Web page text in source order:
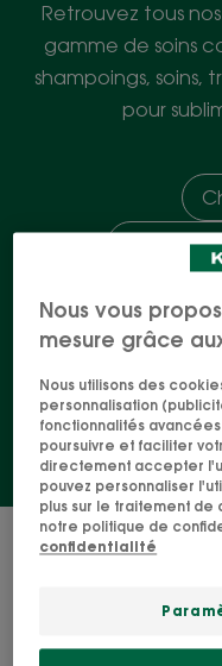
Retrouvez tous
gamme de soins
shampoings, soins,
pour
Soins
Cheveux blonds /
Cheveux
52 résultats
Nous vous
mesure grâce
Nous utilisons des
personnalisation
fonctionnalités
poursuivre et faciliter
directement accepter
pouvez personnaliser
plus sur le traitement de
notre politique de
confidentialité